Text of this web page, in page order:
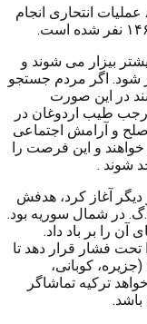
بین ژوئیه ۲۰۱۵ و دسامبر ۲۰۱۶ پ ک ک ۸۰ عملیات انتحاری انجام
بیزار می شوند و
شود. اگر مردم جستجو
در این صورت
طیب اردوغان در
صلح و آرامش اجتماعی
و این فرصت را
شوند .
خشونت را بار دیگر آغاز کرد، هدفش
در شمال سوریه بود.
را بر باد داد.
فشار قرار دهد تا
کوبانی،
ترکیه تماشاگر